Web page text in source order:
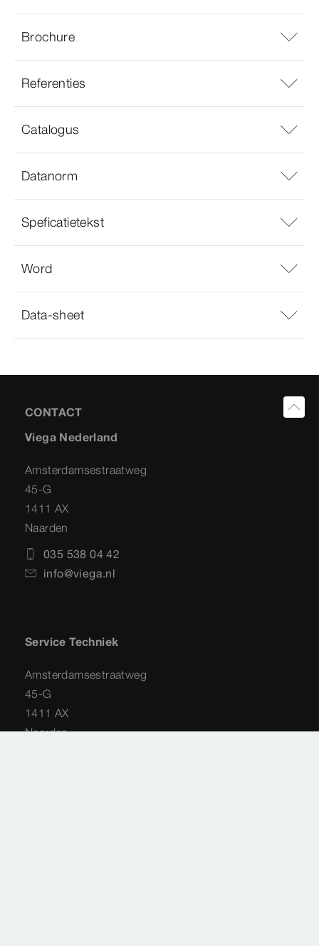
Brochure
Referenties
Catalogus
Datanorm
Speficatietekst
Word
Data-sheet
CONTACT
Viega Nederland
Amsterdamsestraatweg
45-G
1411 AX
Naarden
035 538 04 42
info@viega.nl
Service Techniek
Amsterdamsestraatweg
45-G
1411 AX
Naarden